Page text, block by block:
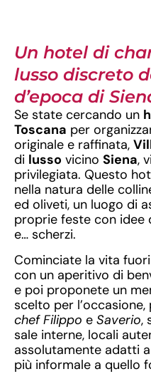
Un hotel di
lusso discreto
d’epoca di
Se state cercando un
Toscana per
originale e raffinata,
di lusso vicino Siena,
privilegiata. Questo
nella natura delle
ed oliveti, un luogo di
proprie feste con idee
e… scherzi.
Cominciate la vita
con un aperitivo di
e poi proponete un
scelto per
chef Filippo e Saverio,
sale interne, locali
assolutamente adatti
più informale a quello